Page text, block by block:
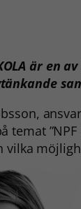
är
temat
vilka möj